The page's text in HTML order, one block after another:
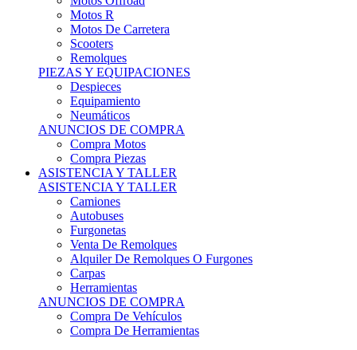
Motos R
Motos De Carretera
Scooters
Remolques
PIEZAS Y EQUIPACIONES
Despieces
Equipamiento
Neumáticos
ANUNCIOS DE COMPRA
Compra Motos
Compra Piezas
ASISTENCIA Y TALLER
ASISTENCIA Y TALLER
Camiones
Autobuses
Furgonetas
Venta De Remolques
Alquiler De Remolques O Furgones
Carpas
Herramientas
ANUNCIOS DE COMPRA
Compra De Vehículos
Compra De Herramientas